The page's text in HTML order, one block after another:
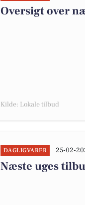
Oversigt over
Kilde: Lokale tilbud
DAGLIGVARER 25-02-
Næste uges